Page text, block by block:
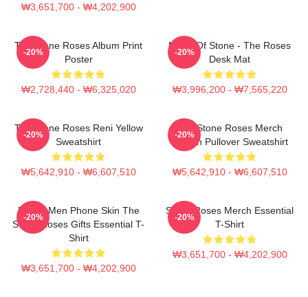
₩3,651,700 - ₩4,202,900
The Stone Roses Album Print
Poster
₩2,728,440 - ₩6,325,020
-20%
Made Of Stone - The Roses
Desk Mat
₩3,996,200 - ₩7,565,220
-20%
The Stone Roses Reni Yellow
Sweatshirt
₩5,642,910 - ₩6,607,510
-20%
The Stone Roses Merch
Lemon Pullover Sweatshirt
₩5,642,910 - ₩6,607,510
-20%
Funny Men Phone Skin The
Stone Roses Gifts Essential T-
Shirt
₩3,651,700 - ₩4,202,900
-20%
Stone Roses Merch Essential
T-Shirt
₩3,651,700 - ₩4,202,900
-20%